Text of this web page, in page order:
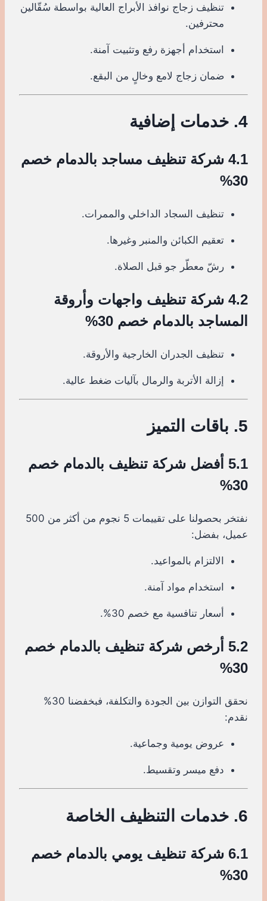
تنظيف زجاج نوافذ الأبراج العالية بواسطة سُقّالين
محترفين.
استخدام أجهزة رفع وتثبيت آمنة.
ضمان زجاج لامع وخالٍ من البقع.
4. خدمات إضافية
4.1 شركة تنظيف مساجد بالدمام خصم
30%
تنظيف السجاد الداخلي والممرات.
تعقيم الكبائن والمنبر وغيرها.
رشّ معطّر جو قبل الصلاة.
4.2 شركة تنظيف واجهات وأروقة
المساجد بالدمام خصم 30%
تنظيف الجدران الخارجية والأروقة.
إزالة الأتربة والرمال بآليات ضغط عالية.
5. باقات التميز
5.1 أفضل شركة تنظيف بالدمام خصم
30%
نفتخر بحصولنا على تقييمات 5 نجوم من أكثر من 500
عميل، بفضل:
الالتزام بالمواعيد.
استخدام مواد آمنة.
أسعار تنافسية مع خصم 30%.
5.2 أرخص شركة تنظيف بالدمام خصم
30%
نحقق التوازن بين الجودة والتكلفة، فبخفضنا 30%
نقدم:
عروض يومية وجماعية.
دفع ميسر وتقسيط.
6. خدمات التنظيف الخاصة
6.1 شركة تنظيف يومي بالدمام خصم
30%